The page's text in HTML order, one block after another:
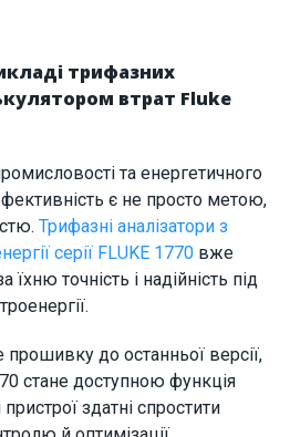
трифазних
втрат Fluke
та енергетичного
є не просто метою,
Трифазні аналізатори з
серії FLUKE 1770 вже
точність і надійність під
до останньої версії,
стане доступною функція
здатні спростити